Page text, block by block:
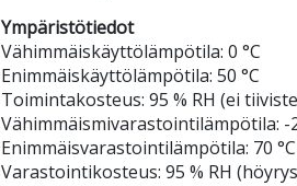
Ympäristötiedot
Vähimmäiskäyttölämpötila: 0 °C
Enimmäiskäyttölämpötila: 50 °C
Toimintakosteus: 95 % RH (ei
Vähimmäismivarastointilämpötila: -
Enimmäisvarastointilämpötila: 70 °C
Varastointikosteus: 95 % RH